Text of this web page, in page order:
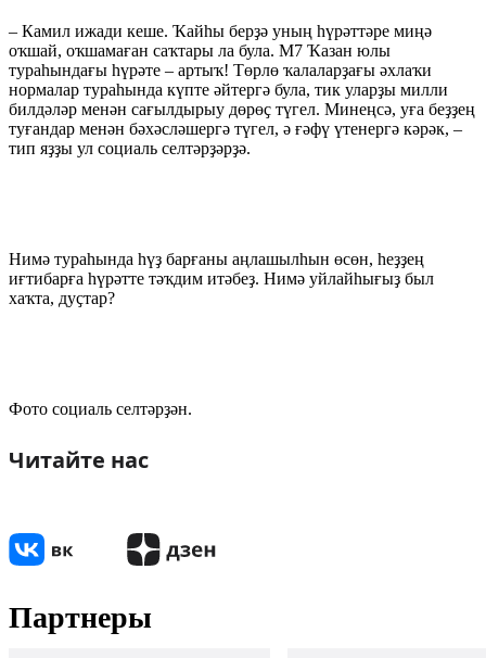
– Камил ижади кеше. Ҡайһы берҙә уның һүрәттәре миңә
оҡшай, оҡшамаған саҡтары ла була. М7 Ҡазан юлы
тураһындағы һүрәте – артыҡ! Төрлө ҡалаларҙағы әхлаҡи
нормалар тураһында күпте әйтергә була, тик уларҙы милли
билдәләр менән сағылдырыу дөрөҫ түгел. Минеңсә, уға беҙҙең
туғандар менән бәхәсләшергә түгел, ә ғәфү үтенергә кәрәк, –
тип яҙҙы ул социаль селтәрҙәрҙә.
Нимә тураһында һүҙ барғаны аңлашылһын өсөн, һеҙҙең
иғтибарға һүрәтте тәҡдим итәбеҙ. Нимә уйлайһығыҙ был
хаҡта, дуҫтар?
Фото социаль селтәрҙән.
Читайте нас
Партнеры